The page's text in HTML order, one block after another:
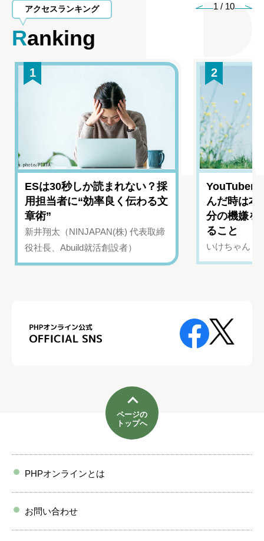
アクセスランキング
Ranking
1 / 10
1
ESは30秒しか読まれない？採
用担当者に“効率良く伝わる文
章術”
新井翔太（NINJAPAN(株) 代表取締
役社長、Abuild就活創設者）
2
YouTuber
んだ時は
分の機嫌を
ること
いけちゃん（
ページの
トップへ
PHPオンラインとは
お問い合わせ